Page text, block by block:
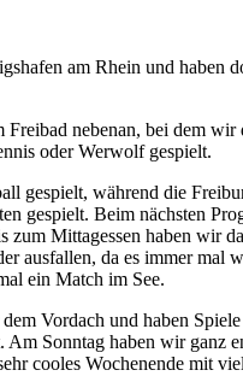
am Rhein und haben
nebenan, bei dem
oder Werwolf gespielt.
gespielt, während die
gespielt. Beim nächsten
Mittagessen haben wir
ausfallen, da es immer
ein Match im See.
Vordach und haben
Sonntag haben wir ganz
cooles Wochenende mit